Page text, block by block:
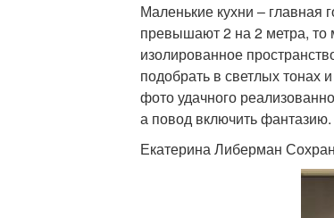
Маленькие кухни –
превышают 2 на 2 метра, то
изолированное
подобрать в светлых тонах
фото удачного
а повод включить фантазию.
Екатерина Либерман